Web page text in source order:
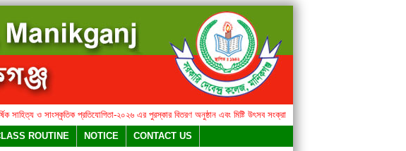
সাহিত্য ও সাংস্কৃতিক প্রতিযোগিতা-২০২৬ এর পুরস্কার বিতরণ অনুষ্ঠান এবং মিষ্টি উৎসব সংক্রান্ত বিজ্ঞপ্তি
ROUTINE NOTICE CONTACT US
বার্ষিক সাহিত্য ও সাংস্কৃতিক